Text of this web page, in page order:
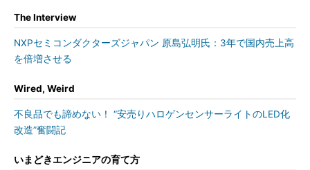
The Interview
NXPセミコンダクターズジャパン 原島弘明氏：3年で国内売上高
を倍増させる
Wired, Weird
不良品でも諦めない！ “安売りハロゲンセンサーライトのLED化
改造”奮闘記
いまどきエンジニアの育て方